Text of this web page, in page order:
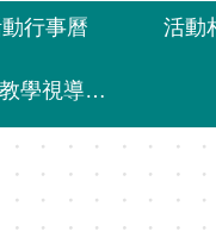
行事曆 活動
正常教學視導專區